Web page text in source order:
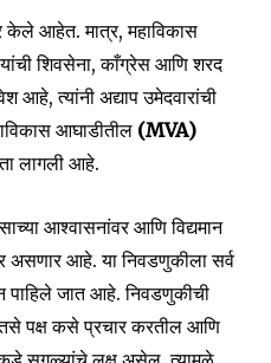
email address on our website
Don't worry, we respect
inbox. Your information is
Policy.
केले आहेत. मात्र, महाविकास
शिवसेना, काँग्रेस आणि शरद
आहे, त्यांनी अद्याप उमेदवारांची
आघाडीतील (MVA)
लागली आहे.
आश्वासनांवर आणि विद्यमान
असणार आहे. या निवडणुकीला सर्व
पाहिले जात आहे. निवडणुकीची
पक्ष कसे प्रचार करतील आणि